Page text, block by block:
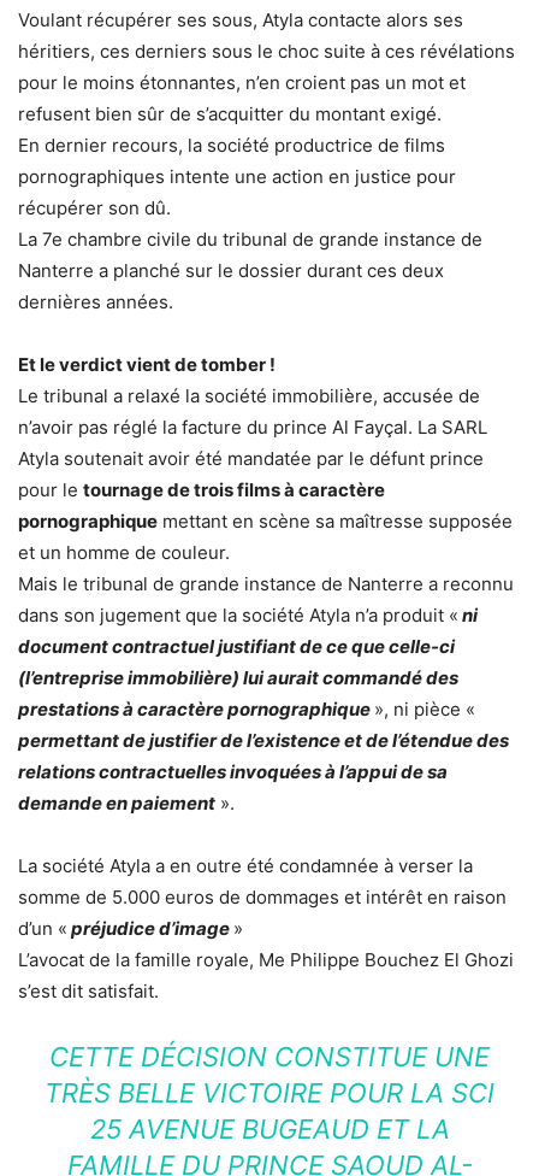
Voulant récupérer ses sous, Atyla contacte alors ses
héritiers, ces derniers sous le choc suite à ces révélations
pour le moins étonnantes, n’en croient pas un mot et
refusent bien sûr de s’acquitter du montant exigé.
En dernier recours, la société productrice de films
pornographiques intente une action en justice pour
récupérer son dû.
La 7e chambre civile du tribunal de grande instance de
Nanterre a planché sur le dossier durant ces deux
dernières années.
Et le verdict vient de tomber !
Le tribunal a relaxé la société immobilière, accusée de
n’avoir pas réglé la facture du prince Al Fayçal. La SARL
Atyla soutenait avoir été mandatée par le défunt prince
pour le tournage de trois films à caractère
pornographique mettant en scène sa maîtresse supposée
et un homme de couleur.
Mais le tribunal de grande instance de Nanterre a reconnu
dans son jugement que la société Atyla n’a produit « ni
document contractuel justifiant de ce que celle-ci
(l’entreprise immobilière) lui aurait commandé des
prestations à caractère pornographique », ni pièce «
permettant de justifier de l’existence et de l’étendue des
relations contractuelles invoquées à l’appui de sa
demande en paiement ».
La société Atyla a en outre été condamnée à verser la
somme de 5.000 euros de dommages et intérêt en raison
d’un « préjudice d’image »
L’avocat de la famille royale, Me Philippe Bouchez El Ghozi
s’est dit satisfait.
CETTE DÉCISION CONSTITUE UNE
TRÈS BELLE VICTOIRE POUR LA SCI
25 AVENUE BUGEAUD ET LA
FAMILLE DU PRINCE SAOUD AL-